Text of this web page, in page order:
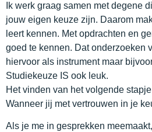
Ik werk graag samen met degene
jouw eigen keuze zijn. Daarom
leert kennen. Met opdrachten en
goed te kennen. Dat onderzoeken
hiervoor als instrument maar
Studiekeuze IS ook leuk.
Het vinden van het volgende
Wanneer jij met vertrouwen in je
Als je me in gesprekken